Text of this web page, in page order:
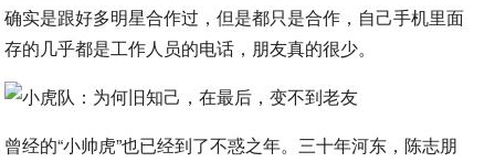
确实是跟好多明星合作过，但是都只是合作，自己手机里面
存的几乎都是工作人员的电话，朋友真的很少。
曾经的“小帅虎”也已经到了不惑之年。三十年河东，陈志朋